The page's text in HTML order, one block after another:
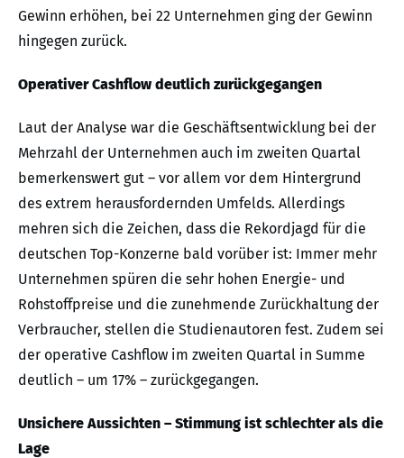
Gewinn erhöhen, bei 22 Unternehmen ging der Gewinn
hingegen zurück.
Operativer Cashflow deutlich zurückgegangen
Laut der Analyse war die Geschäftsentwicklung bei der
Mehrzahl der Unternehmen auch im zweiten Quartal
bemerkenswert gut – vor allem vor dem Hintergrund
des extrem herausfordernden Umfelds. Allerdings
mehren sich die Zeichen, dass die Rekordjagd für die
deutschen Top-Konzerne bald vorüber ist: Immer mehr
Unternehmen spüren die sehr hohen Energie- und
Rohstoffpreise und die zunehmende Zurückhaltung der
Verbraucher, stellen die Studienautoren fest. Zudem sei
der operative Cashflow im zweiten Quartal in Summe
deutlich – um 17% – zurückgegangen.
Unsichere Aussichten – Stimmung ist schlechter als die
Lage